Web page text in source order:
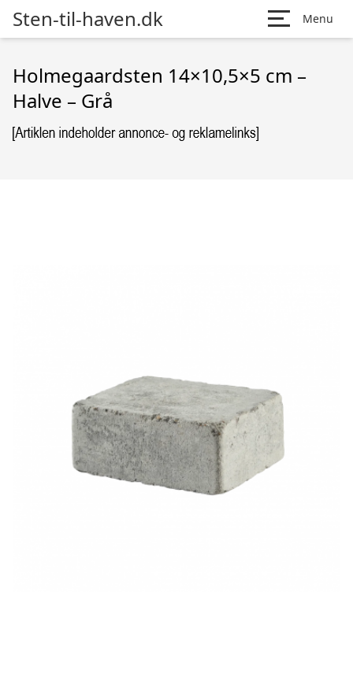
Sten-til-haven.dk Menu
Holmegaardsten 14×10,5×5 cm –
Halve – Grå